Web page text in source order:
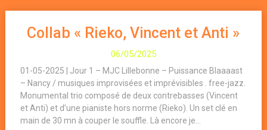
Collab « Rieko, Vincent et Anti »
06/05/2025
01-05-2025 | Jour 1 – MJC Lillebonne – Puissance Blaaaast
– Nancy / musiques improvisées et imprévisibles . free-jazz.
Monumental trio composé de deux contrebasses (Vincent
et Anti) et d’une pianiste hors norme (Rieko). Un set clé en
main de 30 mn à couper le souffle. Là encore je...